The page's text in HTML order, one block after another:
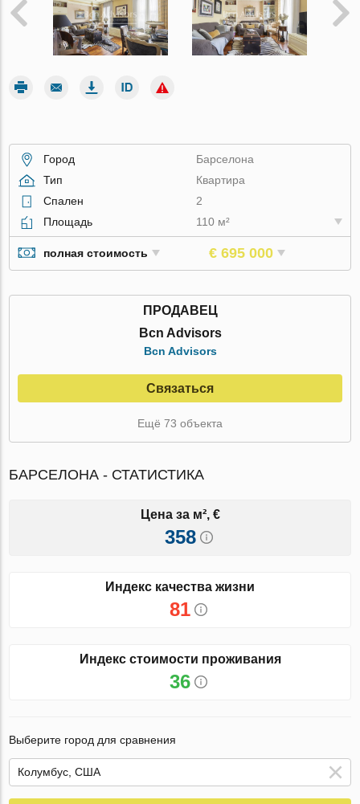
Город
Барселона
Тип
Квартира
Спален
2
Площадь
110 м²
полная стоимость € 695 000
ПРОДАВЕЦ
Bcn Advisors
Bcn Advisors
Связаться
Ещё 73 объекта
БАРСЕЛОНА - СТАТИСТИКА
Цена за м², €
358
Индекс качества жизни
81
Индекс стоимости проживания
36
Выберите город для сравнения